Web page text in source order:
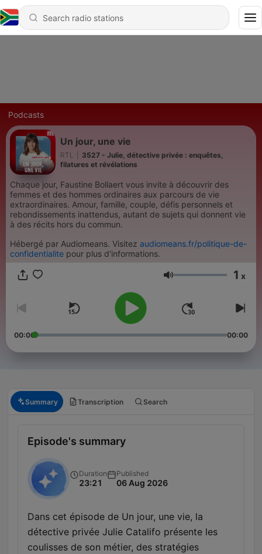
Podcasts
Un jour, une vie
RTL
3527 - Julie, détective privée : enquêtes,
filatures et révélations
Chaque jour, Faustine Bollaert vous invite à découvrir des
femmes et des hommes ordinaires aux parcours de vie
extraordinaires. Amour, famille, couple, défis personnels et
rebondissements inattendus, autant de sujets qui donnent vie
à des récits hors du commun.
Hébergé par Audiomeans. Visitez audiomeans.fr/politique-de-
confidentialite pour plus d'informations.
Volume 1 x
00:00 00:00
Summary Transcription Search
Episode's summary
Duration
23:21
Published
06 Aug 2026
Dans cet épisode de Un jour, une vie, la
détective privée Julie Catalifo présente les
coulisses de son métier, des stratégies